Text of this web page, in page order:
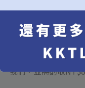
每日提供數量有限且
如您訂位時已訂滿
由於餐廳保存空間
我們，並將酌收